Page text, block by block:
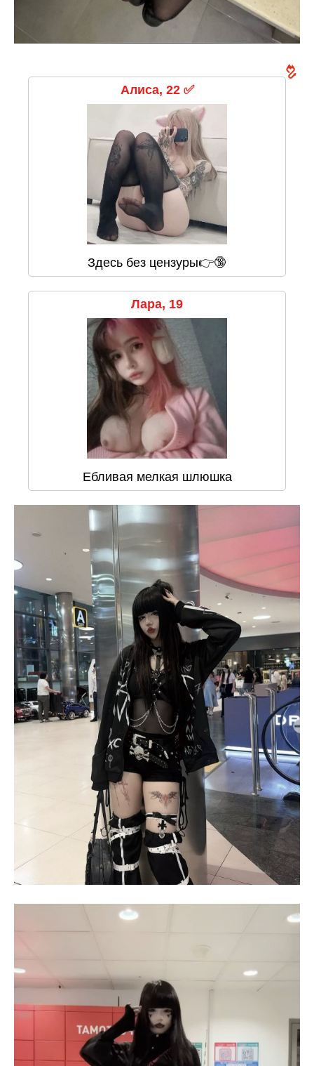
Алиса, 22 ✅
Здесь без цензуры👉🔞
Лара, 19
Ебливая мелкая шлюшка